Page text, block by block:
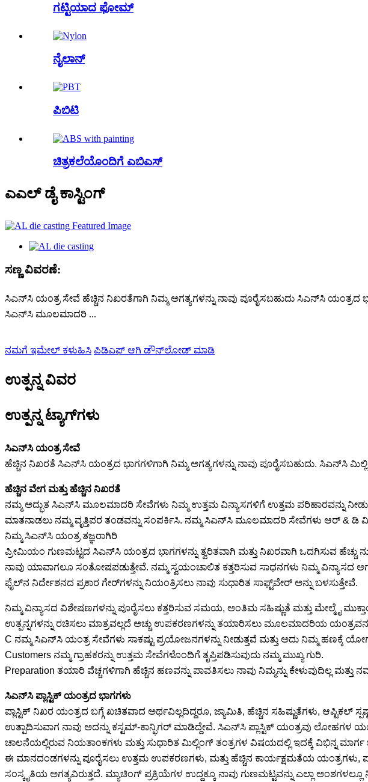
ಗಟ್ಟಿಯಾದ ಫೋಮ್
ನೈಲಾನ್
ಪಿಬಿಟಿ
ಚಿತ್ರಕಲೆಯೊಂದಿಗೆ ಎಬಿಎಸ್
ಎಎಲ್ ಡೈ ಕಾಸ್ಟಿಂಗ್
ಸಣ್ಣ ವಿವರಣೆ:
ಸಿಎನ್‌ಸಿ ಯಂತ್ರ ಸೇವೆ ಹೆಚ್ಚಿನ ನಿಖರತೆಗಾಗಿ ನಿಮ್ಮ ಅಗತ್ಯಗಳನ್ನು ನಾವು ಪೂರೈಸಬಹುದು ಸಿಎನ್‌ಸಿ
ಸಿಎನ್‌ಸಿ ಮೂಲಮಾದರಿ ...
ನಮಗೆ ಇಮೇಲ್ ಕಳುಹಿಸಿ ಪಿಡಿಎಫ್ ಆಗಿ ಡೌನ್‌ಲೋಡ್ ಮಾಡಿ
ಉತ್ಪನ್ನ ವಿವರ
ಉತ್ಪನ್ನ ಟ್ಯಾಗ್‌ಗಳು
ಸಿಎನ್‌ಸಿ ಯಂತ್ರ ಸೇವೆ
ಹೆಚ್ಚಿನ ನಿಖರತೆ ಸಿಎನ್‌ಸಿ ಯಂತ್ರದ ಭಾಗಗಳಿಗಾಗಿ ನಿಮ್ಮ ಅಗತ್ಯಗಳನ್ನು ನಾವು ಪೂರೈಸಬಹುದು. ಸಿಎನ್‌ಸಿ
ಹೆಚ್ಚಿನ ವೇಗ ಮತ್ತು ಹೆಚ್ಚಿನ ನಿಖರತೆ
ನಮ್ಮ ಅದ್ಭುತ ಸಿಎನ್‌ಸಿ ಮೂಲಮಾದರಿ ಸೇವೆಗಳು ನಿಮ್ಮ ಉತ್ತಮ ವಿನ್ಯಾಸಗಳಿಗೆ ಉತ್ತಮ ಪರಿಹಾರವನ್ನು
ಮಾತನಾಡಲು ನಮ್ಮ ವೃತ್ತಿಪರ ತಂಡವನ್ನು ಸಂಪರ್ಕಿಸಿ. ನಮ್ಮ ಸಿಎನ್‌ಸಿ ಮೂಲಮಾದರಿ ಸೇವೆಗಳು ಆರ್ & ಡಿ
ನಿಮ್ಮ ಸಿಎನ್‌ಸಿ ಯಂತ್ರ ತಜ್ಞರಾಗಿರಿ
ಪ್ರೀಮಿಯಂ ಗುಣಮಟ್ಟದ ಸಿಎನ್‌ಸಿ ಯಂತ್ರದ ಭಾಗಗಳನ್ನು ತ್ವರಿತವಾಗಿ ಮತ್ತು ನಿಖರವಾಗಿ ಒದಗಿಸುವ ಹೆಚ್ಚು
ನಾವು ಯಾವಾಗಲೂ ಸಂತೋಷಪಡುತ್ತೇವೆ. ನಮ್ಮ ಸ್ವಯಂಚಾಲಿತ ಕತ್ತರಿಸುವ ಸಾಧನಗಳು ನಿಮ್ಮ ವಿನ್ಯಾಸದ
ಫೈಲ್‌ನ ನಿರ್ದೇಶನದ ಪ್ರಕಾರ ಗೇರ್‌ಗಳನ್ನು ನಿಯಂತ್ರಿಸಲು ನಾವು ಸುಧಾರಿತ ಸಾಫ್ಟ್‌ವೇರ್ ಅನ್ನು ಬಳಸುತ್ತೇವೆ.
ನಿಮ್ಮ ವಿನ್ಯಾಸದ ವಿಶೇಷಣಗಳನ್ನು ಪೂರೈಸಲು ಕತ್ತರಿಸುವ ಸಮಯ, ಅಂತಿಮ ಸಹಿಷ್ಣುತೆ ಮತ್ತು ಮೇಲ್ಮೈ
ಉತ್ಪನ್ನಗಳನ್ನು ರಚಿಸಲು ಮಾತ್ರವಲ್ಲದೆ ಅಚ್ಚು ಉಪಕರಣಗಳನ್ನು ತಯಾರಿಸಲು ಮೂಲಮಾದರಿಯ ಯಂತ್ರವನ್ನು
C ನಮ್ಮ ಸಿಎನ್‌ಸಿ ಯಂತ್ರ ಸೇವೆಗಳು ಸಾಕಷ್ಟು ಪ್ರಯೋಜನಗಳನ್ನು ನೀಡುತ್ತವೆ ಮತ್ತು ಅದು ನಿಮ್ಮ ಹಣಕ್ಕೆ
Customers ನಮ್ಮ ಗ್ರಾಹಕರನ್ನು ಉತ್ತಮ ಸೇವೆಗಳೊಂದಿಗೆ ತೃಪ್ತಿಪಡಿಸುವುದು ನಮ್ಮ ಮುಖ್ಯ ಗುರಿ.
Preparation ತಯಾರಿ ವೆಚ್ಚಗಳಿಗಾಗಿ ಹೆಚ್ಚಿನ ಹಣವನ್ನು ಪಾವತಿಸಲು ನಾವು ನಿಮ್ಮನ್ನು ಕೇಳುವುದಿಲ್ಲ ಮತ್ತು
ಸಿಎನ್‌ಸಿ ಪ್ಲಾಸ್ಟಿಕ್ ಯಂತ್ರದ ಭಾಗಗಳು
ಪ್ಲಾಸ್ಟಿಕ್ ನಿಖರ ಯಂತ್ರದ ಬಗ್ಗೆ ಖಚಿತವಾದ ಅರ್ಥವಿಲ್ಲದಿದ್ದರೂ, ಜ್ಯಾಮಿತಿ, ಹೆಚ್ಚಿನ ಸಹಿಷ್ಣುತೆಗಳು, ಆಪ್ಟಿಕಲ್
ಉತ್ಪಾದಿಸುವಾಗ ನಾವು ಅದನ್ನು ಕಸ್ಟಮ್-ಕಾನ್ಫಿಗರ್ ಮಾಡಿದ್ದೇವೆ. ಸಿಎನ್‌ಸಿ ಪ್ಲಾಸ್ಟಿಕ್ ಯಂತ್ರವು ಲೋಹಗಳ
ಚಾಲನೆಯಲ್ಲಿರುವ ನಿಯತಾಂಕಗಳು ಮತ್ತು ಸುಧಾರಿತ ಮಿಲ್ಲಿಂಗ್ ತಂತ್ರಗಳ ವಿಷಯದಲ್ಲಿ ಇದಕ್ಕೆ ವಿಭಿನ್ನ ಮಾರ್ಗ
ಈ ಮಾನದಂಡಗಳನ್ನು ಪೂರೈಸಲು ಉತ್ತಮ ಉಪಕರಣಗಳು, ಮತ್ತು ಹೆಚ್ಚಿನ ಕಾರ್ಯಕ್ಷಮತೆಯ ಯಂತ್ರಗಳು,
ಸಂಸ್ಕೃತಿಯ ಅಗತ್ಯವಿರುತ್ತದೆ. ಮ್ಯಾಚಿಂಗ್ ಪ್ರಕ್ರಿಯೆಗಳ ಉದ್ದಕ್ಕೂ ನಾವು ಗುಣಮಟ್ಟವನ್ನು ಎಲ್ಲಾ